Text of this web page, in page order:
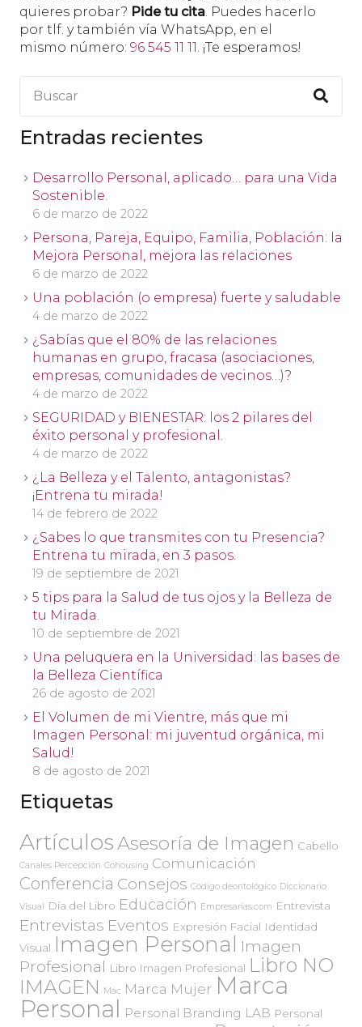
quieres probar? Pide tu cita . Puedes hacerlo
por tlf. y también vía WhatsApp, en el
mismo número: 96 545 11 11 . ¡Te esperamos!
Entradas recientes
Desarrollo Personal, aplicado… para una Vida
Sostenible.
6 de marzo de 2022
Persona, Pareja, Equipo, Familia, Población: la
Mejora Personal, mejora las relaciones
6 de marzo de 2022
Una población (o empresa) fuerte y saludable
4 de marzo de 2022
¿Sabías que el 80% de las relaciones
humanas en grupo, fracasa (asociaciones,
empresas, comunidades de vecinos…)?
4 de marzo de 2022
SEGURIDAD y BIENESTAR: los 2 pilares del
éxito personal y profesional.
4 de marzo de 2022
¿La Belleza y el Talento, antagonistas?
¡Entrena tu mirada!
14 de febrero de 2022
¿Sabes lo que transmites con tu Presencia?
Entrena tu mirada, en 3 pasos.
19 de septiembre de 2021
5 tips para la Salud de tus ojos y la Belleza de
tu Mirada.
10 de septiembre de 2021
Una peluquera en la Universidad: las bases de
la Belleza Científica
26 de agosto de 2021
El Volumen de mi Vientre, más que mi
Imagen Personal: mi juventud orgánica, mi
Salud!
8 de agosto de 2021
Etiquetas
ArtículosAsesoría de Imagen Cabello
Canales Percepción Cohousing Comunicación
Conferencia Consejos Código deontológico Diccionario
Visual
Día del Libro Educación Empresarias.com Entrevista
Entrevistas Eventos Expresión Facial Identidad
Visual Imagen Personal Imagen
Profesional Libro Imagen Profesional Libro NO
IMAGEN
Mac Marca Mujer Marca
Personal Personal Branding LAB Personal